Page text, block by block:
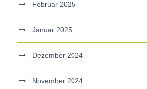
Februar 2025
Januar 2025
Dezember 2024
November 2024